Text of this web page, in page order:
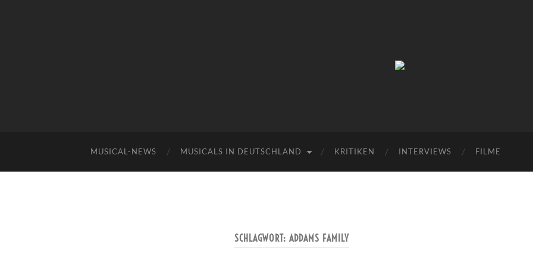
MUSICAL-NEWS MUSICALS IN DEUTSCHLAND KRITIKEN INTERVIEWS FILME
SCHLAGWORT: ADDAMS FAMILY